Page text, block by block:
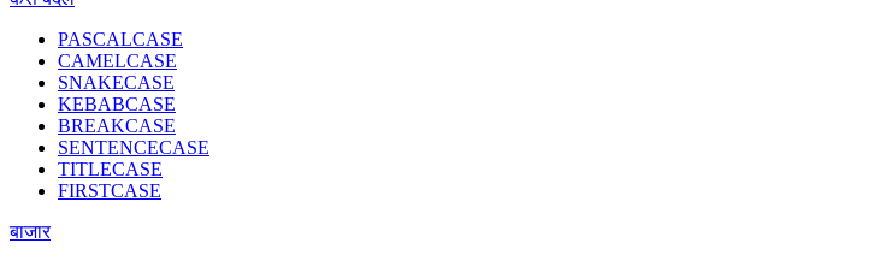
PASCALCASE
CAMELCASE
SNAKECASE
KEBABCASE
BREAKCASE
SENTENCECASE
TITLECASE
FIRSTCASE
बाजार